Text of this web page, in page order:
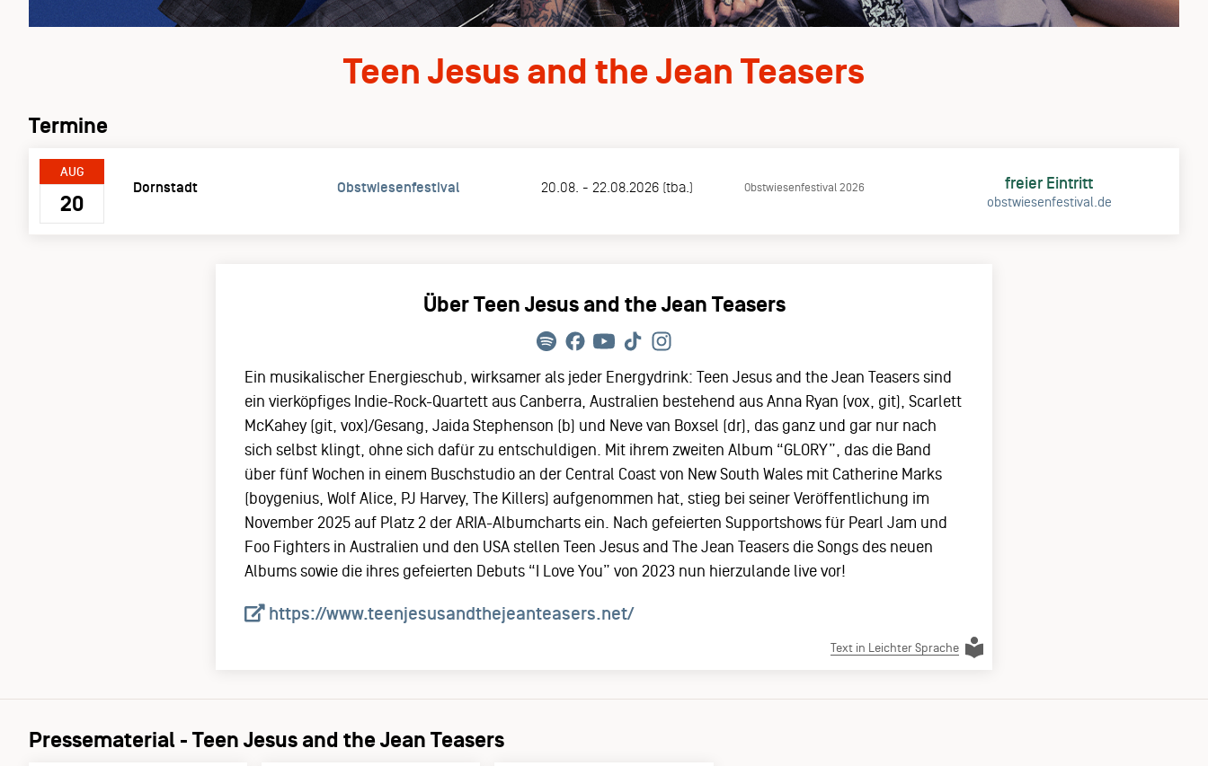
Teen Jesus and the Jean Teasers
Termine
AUG
20
Dornstadt Obstwiesenfestival 20.08. - 22.08.2026 (tba.) Obstwiesenfestival 2026 freier Eintritt
obstwiesenfestival.de
Über Teen Jesus and the Jean Teasers
Ein musikalischer Energieschub, wirksamer als jeder Energydrink: Teen Jesus and the Jean Teasers sind
ein vierköpfiges Indie-Rock-Quartett aus Canberra, Australien bestehend aus Anna Ryan (vox, git), Scarlett
McKahey (git, vox)/Gesang, Jaida Stephenson (b) und Neve van Boxsel (dr), das ganz und gar nur nach
sich selbst klingt, ohne sich dafür zu entschuldigen. Mit ihrem zweiten Album “GLORY”, das die Band
über fünf Wochen in einem Buschstudio an der Central Coast von New South Wales mit Catherine Marks
(boygenius, Wolf Alice, PJ Harvey, The Killers) aufgenommen hat, stieg bei seiner Veröffentlichung im
November 2025 auf Platz 2 der ARIA-Albumcharts ein. Nach gefeierten Supportshows für Pearl Jam und
Foo Fighters in Australien und den USA stellen Teen Jesus and The Jean Teasers die Songs des neuen
Albums sowie die ihres gefeierten Debuts “I Love You” von 2023 nun hierzulande live vor!
https://www.teenjesusandthejeanteasers.net/
Text in Leichter Sprache
Pressematerial - Teen Jesus and the Jean Teasers